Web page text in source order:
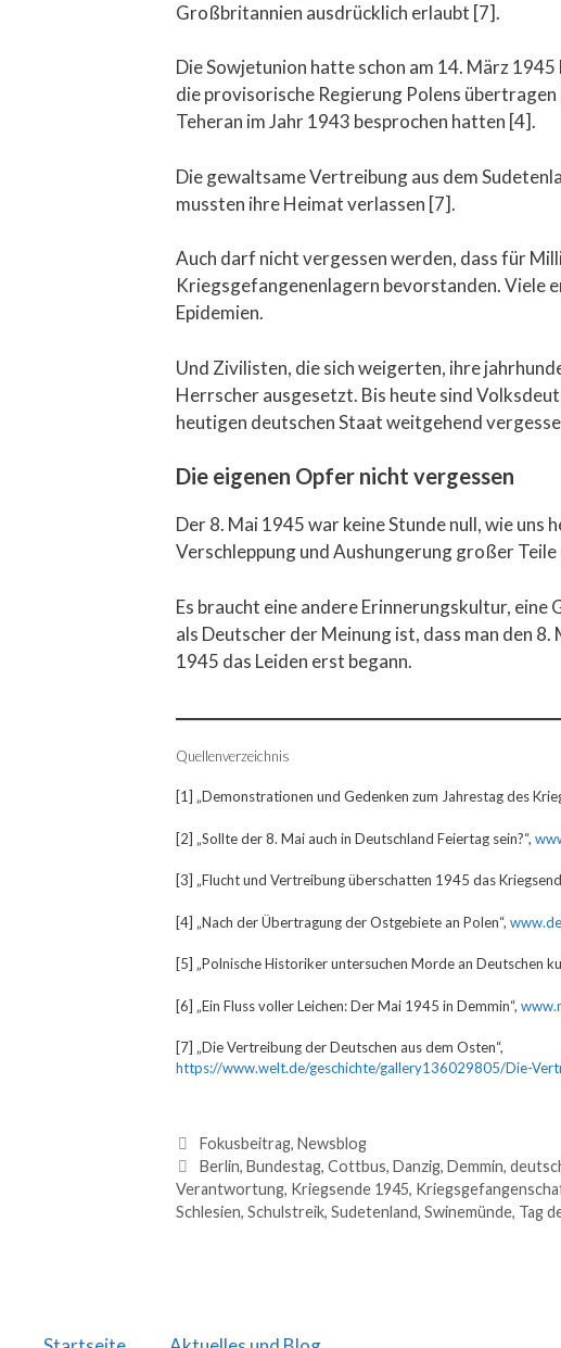
Großbritannien ausdrücklich erlaubt [7].
Die Sowjetunion hatte schon am 14. März
die provisorische Regierung Polens
Teheran im Jahr 1943 besprochen hatten [4].
Die gewaltsame Vertreibung aus dem
mussten ihre Heimat verlassen [7].
Auch darf nicht vergessen werden, dass für
Kriegsgefangenenlagern bevorstanden. Viele
Epidemien.
Und Zivilisten, die sich weigerten, ihre
Herrscher ausgesetzt. Bis heute sind
heutigen deutschen Staat weitgehend
Die eigenen Opfer nicht vergessen
Der 8. Mai 1945 war keine Stunde null, wie
Verschleppung und Aushungerung großer Teile
Es braucht eine andere Erinnerungskultur,
als Deutscher der Meinung ist, dass man den
1945 das Leiden erst begann.
Quellenverzeichnis
[1] „Demonstrationen und Gedenken zum Jahrestag des
[2] „Sollte der 8. Mai auch in Deutschland Feiertag sein?“,
[3] „Flucht und Vertreibung überschatten 1945 das
[4] „Nach der Übertragung der Ostgebiete an Polen“,
[5] „Polnische Historiker untersuchen Morde an Deutschen
[6] „Ein Fluss voller Leichen: Der Mai 1945 in Demmin“,
[7] „Die Vertreibung der Deutschen aus dem Osten“,
https://www.welt.de/geschichte/gallery136029805/Die-
Fokusbeitrag, Newsblog
Berlin, Bundestag, Cottbus, Danzig, Demmin,
Verantwortung, Kriegsende 1945,
Schlesien, Schulstreik, Sudetenland, Swinemünde, Tag